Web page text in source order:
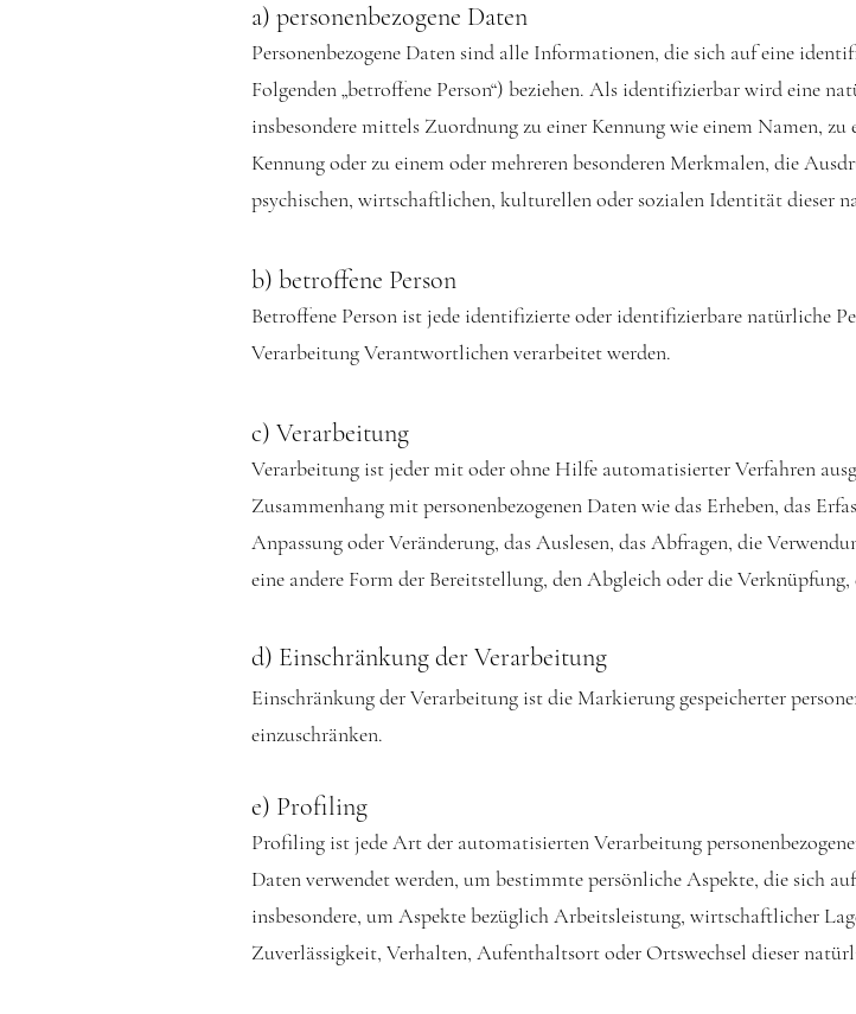
a) personenbezogene Daten
Personenbezogene Daten sind alle Informationen, die sich auf eine
Folgenden „betroffene Person“) beziehen. Als identifizierbar wird eine
insbesondere mittels Zuordnung zu einer Kennung wie einem Namen,
Kennung oder zu einem oder mehreren besonderen Merkmalen, die
psychischen, wirtschaftlichen, kulturellen oder sozialen Identität dieser
b) betroffene Person
Betroffene Person ist jede identifizierte oder identifizierbare natürliche
Verarbeitung Verantwortlichen verarbeitet werden.
c) Verarbeitung
Verarbeitung ist jeder mit oder ohne Hilfe automatisierter Verfahren
Zusammenhang mit personenbezogenen Daten wie das Erheben, das
Anpassung oder Veränderung, das Auslesen, das Abfragen, die
eine andere Form der Bereitstellung, den Abgleich oder die
d) Einschränkung der Verarbeitung
Einschränkung der Verarbeitung ist die Markierung gespeicherter
einzuschränken.
e) Profiling
Profiling ist jede Art der automatisierten Verarbeitung
Daten verwendet werden, um bestimmte persönliche Aspekte, die sich
insbesondere, um Aspekte bezüglich Arbeitsleistung, wirtschaftlicher
Zuverlässigkeit, Verhalten, Aufenthaltsort oder Ortswechsel dieser